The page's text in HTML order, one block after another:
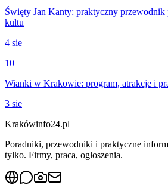
Święty Jan Kanty: praktyczny przewodnik
kultu
4 sie
10
Wianki w Krakowie: program, atrakcje i
3 sie
Krakówinfo24.pl
Poradniki, przewodniki i praktyczne
tylko. Firmy, praca, ogłoszenia.